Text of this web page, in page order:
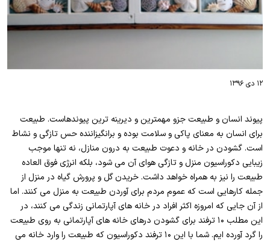
۱۲ دی ۱۳۹۶
پیوند انسان و طبیعت جزو مهمترین و دیرینه ترین پیوندهاست. طبیعت
برای انسان به معنای پاکی و سلامت بوده و برانگیزاننده حس تازگی و نشاط
است. گشودن در خانه و دعوت طبیعت به درون منازل، نه تنها موجب
زیبایی دکوراسیون منزل و تازگی هوای آن می شود، بلکه انرژی فوق العاده
طبیعت را نیز به همراه خواهد داشت. خریدن گل و پرورش گیاه در منزل از
جمله کارهایی است که عموم مردم برای آوردن طبیعت به منزل می کنند. اما
از آن جایی که امروزه اکثر افراد در خانه های آپارتمانی زندگی می کنند، در
این مطلب ۱۰ ترفند برای گشودن درهای خانه های آپارتمانی به روی طبیعت
را گرد آورده ایم. شما با این ۱۰ ترفند دکوراسیون که طبیعت را وارد خانه می